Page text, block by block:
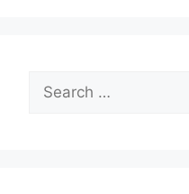
Search
for: